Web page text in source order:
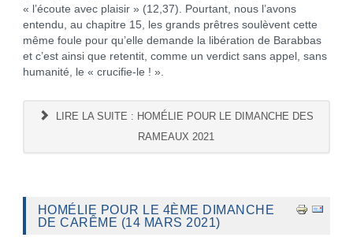
« l’écoute avec plaisir » (12,37). Pourtant, nous l’avons
entendu, au chapitre 15, les grands prêtres soulèvent cette
même foule pour qu’elle demande la libération de Barabbas
et c’est ainsi que retentit, comme un verdict sans appel, sans
humanité, le « crucifie-le ! ».
LIRE LA SUITE : HOMÉLIE POUR LE DIMANCHE DES
RAMEAUX 2021
HOMÉLIE POUR LE 4ÈME DIMANCHE
DE CARÊME (14 MARS 2021)